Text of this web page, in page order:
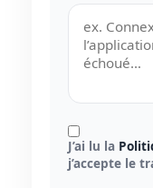
J’ai lu la
j’accepte le